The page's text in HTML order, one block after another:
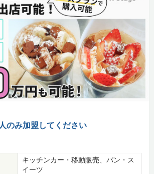
のみ加盟してください
キッチンカー・移動販売、パン・ス
イーツ